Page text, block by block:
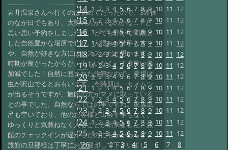
岩井温泉さんへ行くのは初めてだったので、3連休
のなか日でもあり、大勢の人がいるのかな…？と
思い思い予約をしましたが、とても静かで閑散と
した自然豊かな場所でした。人混みが苦手な方
や、自然が好きな方にはおススメだと思います。
時期が良かったからか、虫もいなく、丁度良い湯
加減でした！自然に囲まれた旅館なので、夏場は
虫が沢山でるとおもいます。今時期は、カメムシ
が出るそうですが、旅館の方がマメに取っている
との事でした。自然ならではの事ですね。家族風
呂も空いており、他のお客様と出会す事もなく、
ゆっくりと気兼ねなく入ることが出来ました。旅
館のチェックインが遅かったのにもかかわらず、
旅館の旦那様は丁寧にお出迎えして下さいまし
'14 1 2 3 4 5 6 7 8 9 10 11 12
'15 1 2 3 4 5 6 7 8 9 10 11 12
'16 1 2 3 4 5 6 7 8 9 10 11 12
'17 1 2 3 4 5 6 7 8 9 10 11 12
'18 1 2 3 4 5 6 7 8 9 10 11 12
'19 1 2 3 4 5 6 7 8 9 10 11 12
'20 1 2 3 4 5 6 7 8 9 10 11 12
'21 1 2 3 4 5 6 7 8 9 10 11 12
'22 1 2 3 4 5 6 7 8 9 10 11 12
'23 1 2 3 4 5 6 7 8 9 10 11 12
'24 1 2 3 4 5 6 7 8 9 10 11 12
'25 1 2 3 4 5 6 7 8 9 10 11 12
'26 1 2 3 4 5 6 7 8